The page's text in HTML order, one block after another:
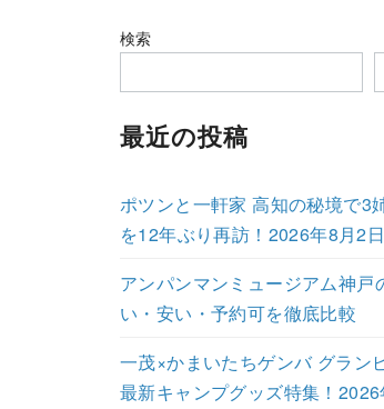
検索
最近の投稿
ポツンと一軒家 高知の秘境で3
を12年ぶり再訪！2026年8月2
アンパンマンミュージアム神戸
い・安い・予約可を徹底比較
一茂×かまいたちゲンバ グラン
最新キャンプグッズ特集！